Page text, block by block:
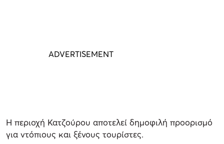
Η περιοχή Κατζούρου αποτελεί δημοφιλή προορισμό
για ντόπιους και ξένους τουρίστες.